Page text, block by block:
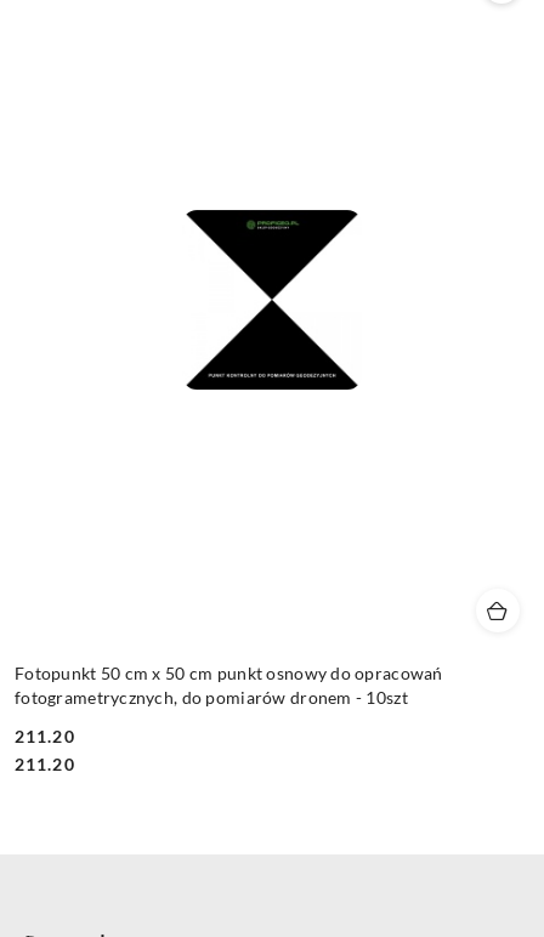
Fotopunkt 50 cm x 50 cm punkt osnowy do opracowań
fotogrametrycznych, do pomiarów dronem - 10szt
Cena:
211.20
Cena:
211.20